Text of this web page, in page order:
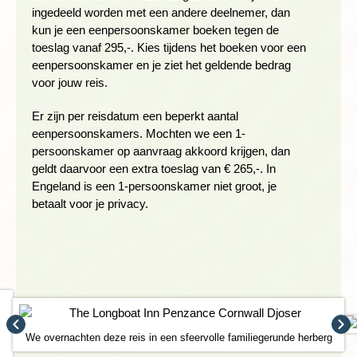
Wandelduur: ± 5 - 5,5 uur (ex stops)
Hoogteverschil: ± 320 meter stijgen en 330 meter dalen
Zwaarte: eerste 9,5 kilometer is 3 schoentjes en de laatste
10 kilometer 1,5 schoentje
Ondergrond: Heen langs de kust volg je een onverhard pad
weilanden, waarbij je over verschillende muurtjes moet
klauteren
GEBOUWEN MET EEN VERHAAL
street heeft allerlei leuke winkels, gezellige pubs en bijzondere
huisjes. Veel gebouwen hebben een eigen verhaal die je vaak
als je even naar binnenloopt te weten kunt komen. Het meest
ingedeeld worden met een andere deelnemer, dan
kun je een eenpersoonskamer boeken tegen de
toeslag vanaf 295,-. Kies tijdens het boeken voor een
eenpersoonskamer en je ziet het geldende bedrag
voor jouw reis.
Er zijn per reisdatum een beperkt aantal
eenpersoonskamers. Mochten we een 1-
persoonskamer op aanvraag akkoord krijgen, dan
geldt daarvoor een extra toeslag van € 265,-. In
Engeland is een 1-persoonskamer niet groot, je
betaalt voor je privacy.
We overnachten deze reis in een sfeervolle familiegerunde herberg